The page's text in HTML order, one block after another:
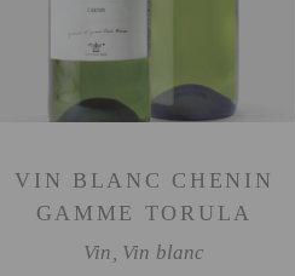
VIN BLANC CHENIN
GAMME TORULA
Vin, Vin blanc